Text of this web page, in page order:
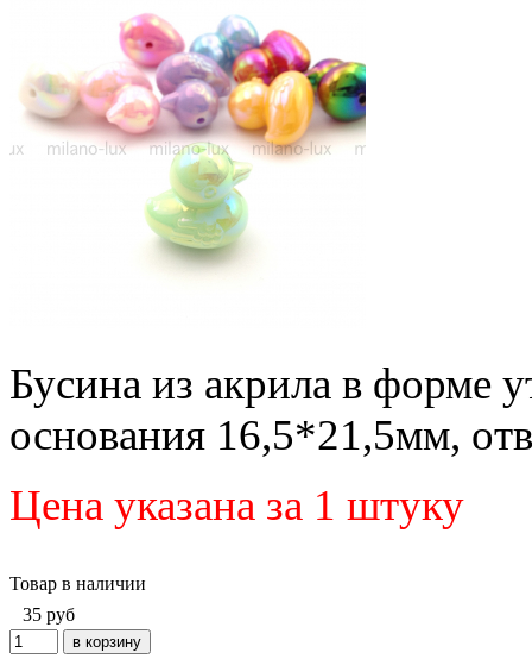
Бусина из акрила в форме
основания 16,5*21,5мм,
Цена указана за 1 штуку
Товар в наличии
35 руб